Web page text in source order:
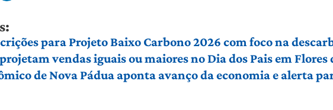
para Projeto Baixo Carbono 2026 com foco na
vendas iguais ou maiores no Dia dos Pais em Flores
de Nova Pádua aponta avanço da economia e alerta